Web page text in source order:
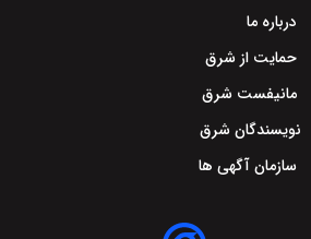
درباره ما
حمایت از شرق
مانیفست شرق
نویسندگان شرق
سازمان آگهی ها